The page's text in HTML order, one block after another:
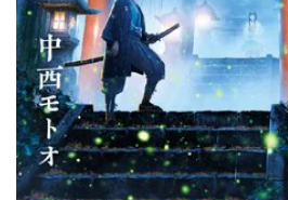
週間
1 試し読み
また団地のふ